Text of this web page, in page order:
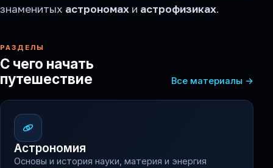
знаменитых астрономах и астрофизиках.
РАЗДЕЛЫ
С чего начать
путешествие
Все материалы →
Астрономия
Основы и история науки, материя и энергия